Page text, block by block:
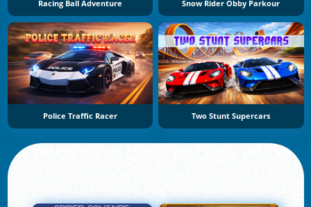
Racing Ball Adventure Snow Rider Obby Parkour
Police Traffic Racer Two Stunt Supercars